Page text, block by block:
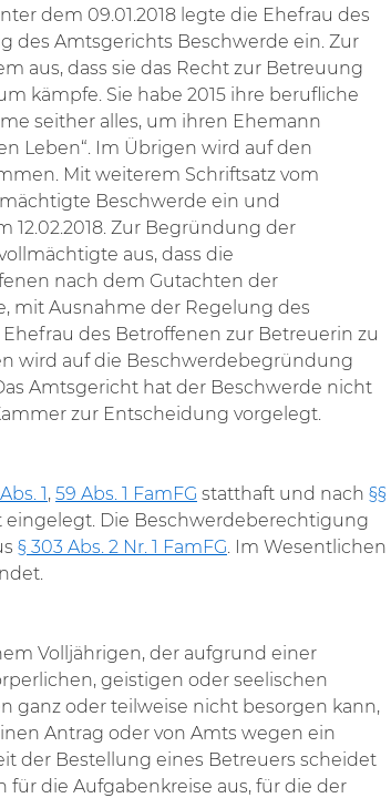
dem 09.01.2018 legte die Ehefrau des
des Amtsgerichts Beschwerde ein. Zur
aus, dass sie das Recht zur Betreuung
kämpfe. Sie habe 2015 ihre berufliche
seither alles, um ihren Ehemann
Leben“. Im Übrigen wird auf den
Mit weiterem Schriftsatz vom
Beschwerde ein und
12.02.2018. Zur Begründung der
aus, dass die
nach dem Gutachten der
mit Ausnahme der Regelung des
des Betroffenen zur Betreuerin zu
wird auf die Beschwerdebegründung
Amtsgericht hat der Beschwerde nicht
zur Entscheidung vorgelegt.
1, 59 Abs. 1 FamFG statthaft und nach §§
Die Beschwerdeberechtigung
§ 303 Abs. 2 Nr. 1 FamFG. Im Wesentlichen
Volljährigen, der aufgrund einer
geistigen oder seelischen
ganz oder teilweise nicht besorgen kann,
Antrag oder von Amts wegen ein
der Bestellung eines Betreuers scheidet
für die Aufgabenkreise aus, für die der